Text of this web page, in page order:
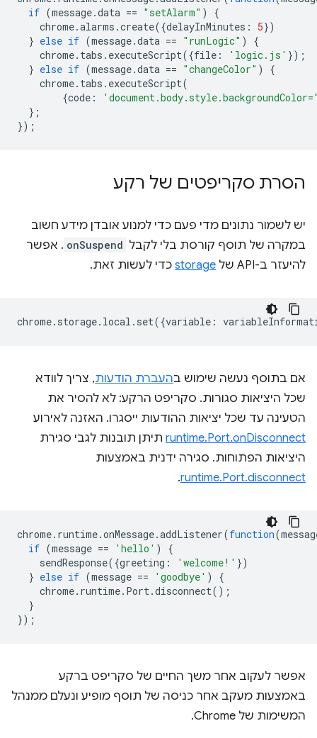
if (message.data == "setAlarm" )
{
chrome.alarms .create({delayInMinutes : 5})
} else if (message.data == "runLogic" )
{
chrome. tabs . executeScript({file : 'logic.js' });
} else if (message.data == "changeColor" )
{
chrome. tabs . executeScript(
{code :
};
});
הסרת סקריפטים של רקע
יש לשמור נתונים מדי פעם כדי למנוע אובדן מידע חשוב
במקרה של תוסף קורסת בלי לקבל onSuspend . אפשר
להיעזר ב-API של
storage כדי לעשות זאת.
chrome. storage. local . set({variable :
אם בתוסף נעשה שימוש בהעברת הודעות, צריך לוודא
שכל היציאות סגורות. סקריפט הרקע: לא להסיר את
הטעינה עד שכל יציאות ההודעות ייסגרו. האזנה לאירוע
runtime.Port.onDisconnect תיתן תובנות לגבי סגירת
היציאות הפתוחות. סגירה ידנית באמצעות
runtime.Port.disconnect
.
chrome. runtime.onMessage.addListener(function(
if (message == 'hello' )
{
sendResponse({greeting : 'welcome!' })
} else if (message == 'goodbye' )
{
chrome. runtime. Port.disconnect();
}
});
אפשר לעקוב אחר משך החיים של סקריפט ברקע
באמצעות מעקב אחר כניסה של תוסף מופיע ונעלם ממנהל
המשימות של Chrome.